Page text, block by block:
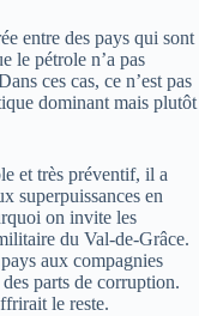
entre des pays qui sont
le pétrole n’a pas
ces cas, ce n’est pas
dominant mais plutôt
et très préventif, il a
superpuissances en
on invite les
du Val-de-Grâce.
aux compagnies
parts de corruption.
le reste.